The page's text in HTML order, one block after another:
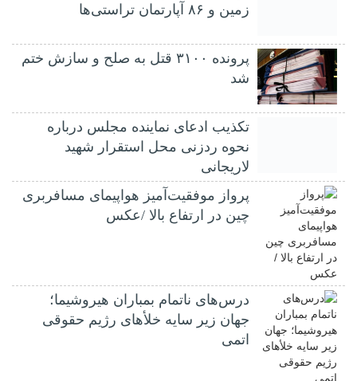
زمین و ۸۶ آپارتمان تراستی‌ها
پرونده ۳۱۰۰ قتل به صلح و سازش ختم
شد
تکذیب ادعای نماینده مجلس درباره
نحوه ردزنی محل استقرار شهید
لاریجانی
پرواز موفقیت‌آمیز هواپیمای مسافربری
چین در ارتفاع بالا /عکس
درس‌های ناتمام بمباران هیروشیما؛
جهان زیر سایه خلأ‌های رژیم حقوقی
اتمی